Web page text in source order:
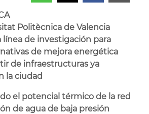
Politècnica de Valencia
línea de investigación para
de mejora energética
de infraestructuras ya
la ciudad
el potencial térmico de la red
de agua de baja presión